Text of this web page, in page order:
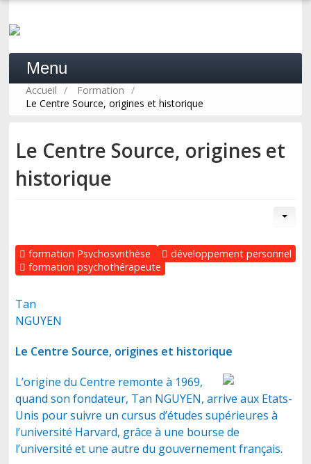
Menu
LA PSYCHOSYNTHÈSE
FORMATION
CONTACT
Accueil / Formation
/
Le Centre Source, origines et historique
Le Centre Source, origines et
historique
formation Psychosynthèse
développement personnel
formation psychothérapeute
Tan
NGUYEN
Le Centre Source, origines et historique
L’origine du Centre remonte à 1969,
quand son fondateur, Tan NGUYEN, arrive aux Etats-
Unis pour suivre un cursus d’études supérieures à
l’université Harvard, grâce à une bourse de
l’université et une autre du gouvernement français.